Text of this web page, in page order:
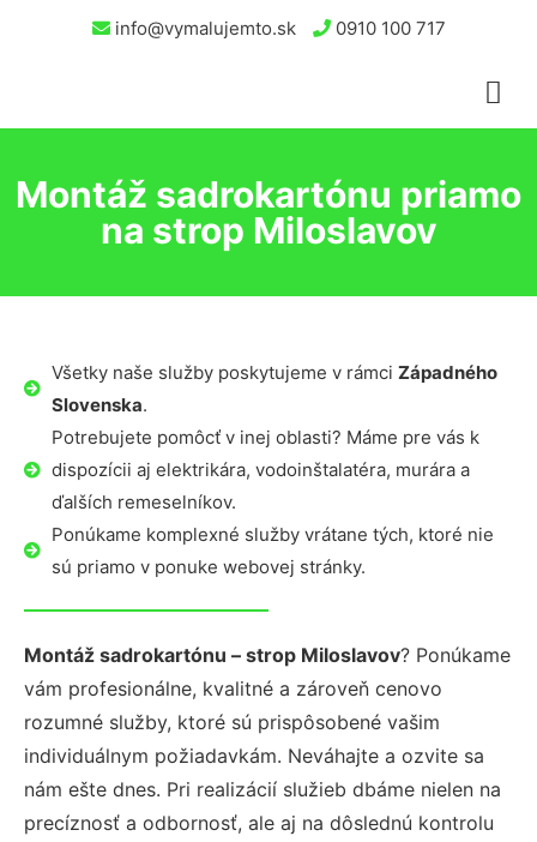
info@vymalujemto.sk 0910 100 717
Montáž sadrokartónu priamo
na strop Miloslavov
Všetky naše služby poskytujeme v rámci Západného
Slovenska.
Potrebujete pomôcť v inej oblasti? Máme pre vás k
dispozícii aj elektrikára, vodoinštalatéra, murára a
ďalších remeselníkov.
Ponúkame komplexné služby vrátane tých, ktoré nie
sú priamo v ponuke webovej stránky.
Montáž sadrokartónu – strop Miloslavov? Ponúkame
vám profesionálne, kvalitné a zároveň cenovo
rozumné služby, ktoré sú prispôsobené vašim
individuálnym požiadavkám. Neváhajte a ozvite sa
nám ešte dnes. Pri realizácií služieb dbáme nielen na
precíznosť a odbornosť, ale aj na dôslednú kontrolu